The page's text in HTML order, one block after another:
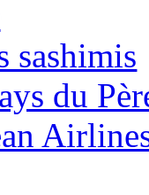
sashimis
du